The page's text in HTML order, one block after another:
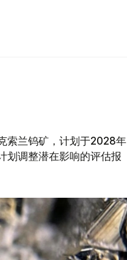
索兰钨矿，计划于2028年
划调整潜在影响的评估报